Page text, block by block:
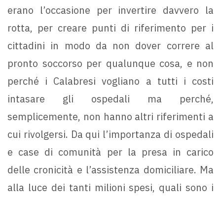
erano l’occasione per invertire davvero la
rotta, per creare punti di riferimento per i
cittadini in modo da non dover correre al
pronto soccorso per qualunque cosa, e non
perché i Calabresi vogliano a tutti i costi
intasare gli ospedali ma perché,
semplicemente, non hanno altri riferimenti a
cui rivolgersi. Da qui l’importanza di ospedali
e case di comunità per la presa in carico
delle cronicità e l’assistenza domiciliare. Ma
alla luce dei tanti milioni spesi, quali sono i